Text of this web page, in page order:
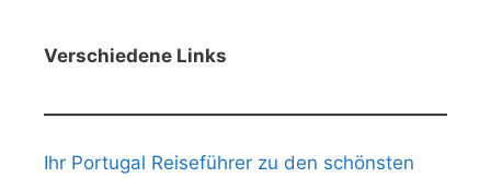
Verschiedene Links
Ihr Portugal Reiseführer zu den schönsten